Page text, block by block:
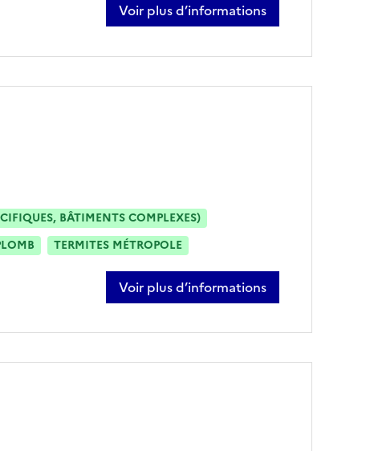
Voir plus d’informations
sur michel bugeja
BÂTIMENTS COMPLEXES)
TERMITES MÉTROPOLE
Voir plus d’informations
sur marc molaro